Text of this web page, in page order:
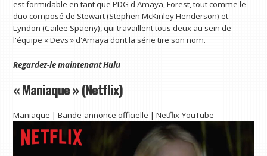
est formidable en tant que PDG d'Amaya, Forest, tout comme le
duo composé de Stewart (Stephen McKinley Henderson) et
Lyndon (Cailee Spaeny), qui travaillent tous deux au sein de
l'équipe « Devs » d'Amaya dont la série tire son nom.
Regardez-le maintenantHulu
« Maniaque » (Netflix)
Maniaque | Bande-annonce officielle | Netflix-YouTube